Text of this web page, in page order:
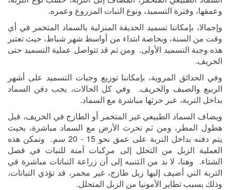
وعمقها، وفترة التسميد، ونوع النبات المزروع وعمره.
وإجمالا، بإمكاننا تسميد الحديقة المنزلية بالسماد المتخمر في أي
وقت من السنة، وبخاصة ابتداء من أواسط شهر شباط، حيث تعتبر
هذه وجبة التسميد الأولى. ومن ثم قد تتواصل عملية التسميد حتى
الخريف.
وفي الحدائق المروية، بإمكاننا توزيع وجبات التسميد على أشهر
الربيع والصيف والخريف. وفي كل الحالات، يجب دفن السماد
بداخل التربة، عبر حرثها مباشرة مع السماد.
ويضاف السماد الطبيعي غير المتخمر أو الطازج في الخريف، قبل
هطول المطر، ومن ثم تحرث الأرض مع السماد مباشرة، بحيث
يتم دفنه بداخل التربة على عمق نحو 15 - 20 سم. وتمكن هذه
العملية الزبل من التحلل إلى مركبات آمنة للنبات في فصل
الشتاء. وهنا، لا بد من التنبيه إلى أن زراعة النباتات مباشرة في
التربة التي أضيف إليها زبل طازج، غير مخمر، قد تؤذي النباتات،
وذلك بسبب تطاير الأمونيا من الزبل المتحلل.